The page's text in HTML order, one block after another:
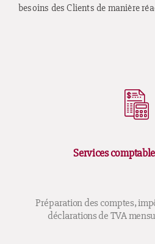
besoins des Clients de manière
Services
Préparation des comptes,
déclarations de TVA